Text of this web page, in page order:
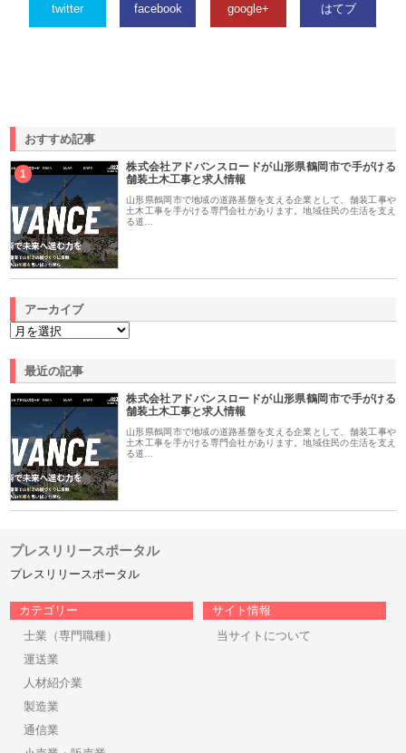
twitter facebook google+ はてブ
おすすめ記事
1
株式会社アドバンスロードが山形県鶴岡市で手がける
舗装土木工事と求人情報
山形県鶴岡市で地域の道路基盤を支える企業として、舗装工事や
土木工事を手がける専門会社があります。地域住民の生活を支え
る道…
アーカイブ
最近の記事
株式会社アドバンスロードが山形県鶴岡市で手がける
舗装土木工事と求人情報
山形県鶴岡市で地域の道路基盤を支える企業として、舗装工事や
土木工事を手がける専門会社があります。地域住民の生活を支え
る道…
プレスリリースポータル
プレスリリースポータル
カテゴリー
士業（専門職種）
運送業
人材紹介業
製造業
通信業
サイト情報
当サイトについて